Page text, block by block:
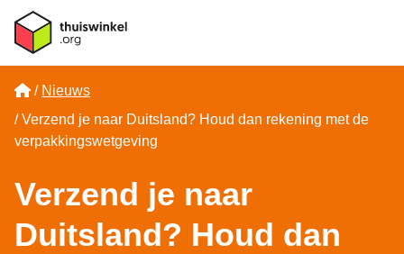
Home
Nieuws
Verzend je naar Duitsland? Houd dan rekening met de
verpakkingswetgeving
Verzend je naar
Duitsland? Houd dan